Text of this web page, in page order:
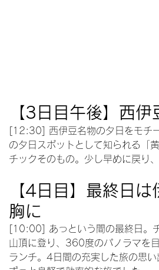
【3日目午後】西
[12:30] 西伊豆名物の夕日をモチ
の夕日スポットとして知られる「
チックそのもの。少し早めに戻り
【4日目】最終日
胸に
[10:00] あっという間の最終日。
山頂に登り、360度のパノラマを
ランチ。4日間の充実した旅の思